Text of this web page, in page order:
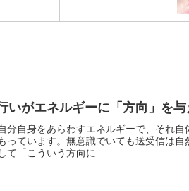
いがエネルギーに「方向」を与
分自身をあらわすエネルギーで、それ自
っています。無意識でいても送受信は自
て「こういう方向に...